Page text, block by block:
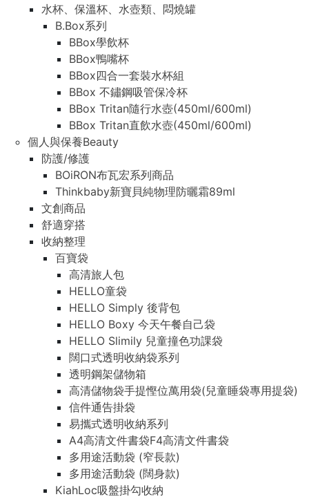
水杯、保溫杯、水壺類、悶燒罐
B.Box系列
BBox學飲杯
BBox鴨嘴杯
BBox四合一套裝水杯組
BBox 不鏽鋼吸管保冷杯
BBox Tritan隨行水壺(450ml/600ml)
BBox Tritan直飲水壺(450ml/600ml)
個人與保養Beauty
防護/修護
BOiRON布瓦宏系列商品
Thinkbaby新寶貝純物理防曬霜89ml
文創商品
舒適穿搭
收納整理
百寶袋
高清旅人包
HELLO童袋
HELLO Simply 後背包
HELLO Boxy 今天午餐自己袋
HELLO Slimily 兒童撞色功課袋
闊口式透明收納袋系列
透明鋼架儲物箱
高清儲物袋手提慳位萬用袋(兒童睡袋專用提袋)
信件通告掛袋
易攜式透明收納系列
A4高清文件書袋F4高清文件書袋
多用途活動袋 (窄長款)
多用途活動袋 (闊身款)
KiahLoc吸盤掛勾收納